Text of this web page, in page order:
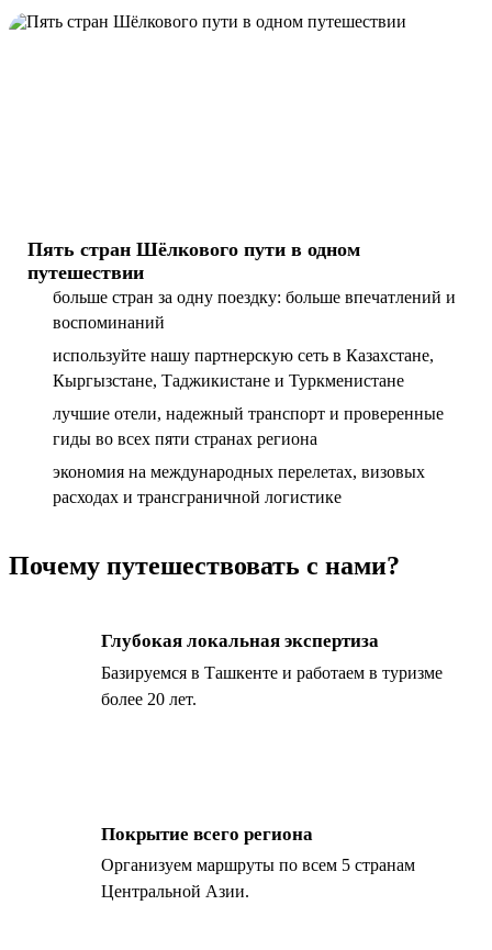
Пять стран Шёлкового пути в одном
путешествии
больше стран за одну поездку: больше впечатлений и
воспоминаний
используйте нашу партнерскую сеть в Казахстане,
Кыргызстане, Таджикистане и Туркменистане
лучшие отели, надежный транспорт и проверенные
гиды во всех пяти странах региона
экономия на международных перелетах, визовых
расходах и трансграничной логистике
Почему путешествовать с нами?
Глубокая локальная экспертиза
Базируемся в Ташкенте и работаем в туризме
более 20 лет.
Покрытие всего региона
Организуем маршруты по всем 5 странам
Центральной Азии.